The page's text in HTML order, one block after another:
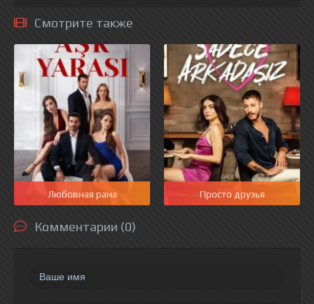
Смотрите также
Любовная рана Просто друзья
Комментарии (0)